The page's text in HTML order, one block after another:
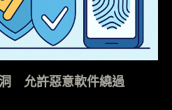
允許惡意軟件繞過